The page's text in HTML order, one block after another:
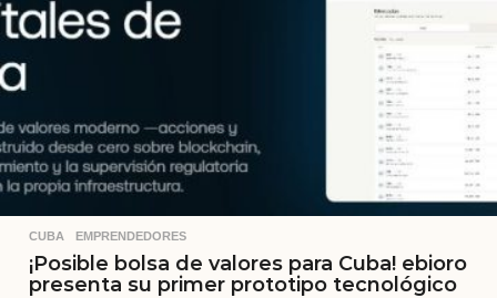
CUBA ,EMPRENDEDORES
¡Posible bolsa de valores para Cuba! ebioro
presenta su primer prototipo tecnológico